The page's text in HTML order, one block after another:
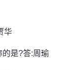
华
的是?答:周瑜